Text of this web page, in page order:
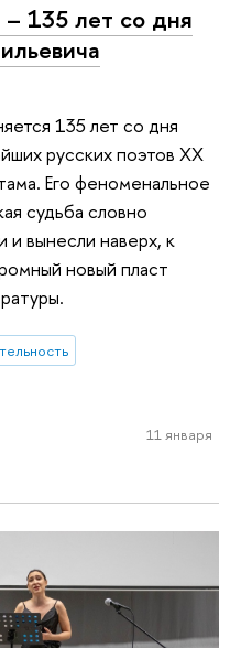
135 лет со дня
135 лет со дня
русских поэтов XX
Его феноменальное
судьба словно
и вынесли наверх, к
новый пласт
11 января